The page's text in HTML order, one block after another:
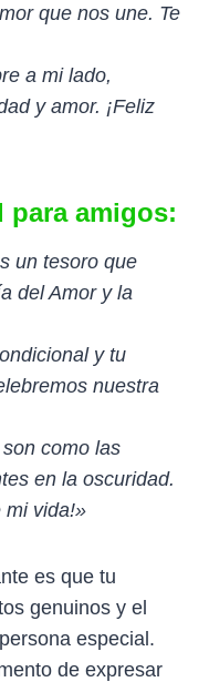
que nos une. Te
a mi lado,
y amor. ¡Feliz
para amigos:
un tesoro que
del Amor y la
y tu
nuestra
como las
en la oscuridad.
mi vida!»
es que tu
genuinos y el
especial.
de expresar